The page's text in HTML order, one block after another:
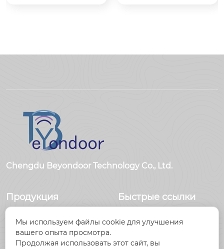
Chengdu Beyondoor Technology Co., Ltd.
Продукция
Антенны
Радиочастотный
Быстрые ссылки
Продукция
Мы используем файлы cookie для улучшения
вашего опыта просмотра.
Продолжая использовать этот сайт, вы